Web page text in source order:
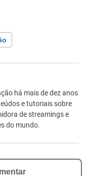
procuro
há mais de dez anos
e tutoriais sobre
de streamings e
do mundo.